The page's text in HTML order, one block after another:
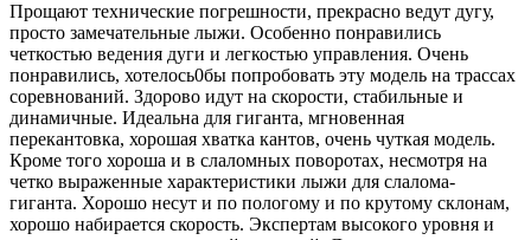
Прощают технические погрешности, прекрасно ведут дугу,
просто замечательные лыжи. Особенно понравились
четкостью ведения дуги и легкостью управления. Очень
понравились, хотелось0бы попробовать эту модель на трассах
соревнований. Здорово идут на скорости, стабильные и
динамичные. Идеальна для гиганта, мгновенная
перекантовка, хорошая хватка кантов, очень чуткая модель.
Кроме того хороша и в слаломных поворотах, несмотря на
четко выраженные характеристики лыжи для слалома-
гиганта. Хорошо несут и по пологому и по крутому склонам,
хорошо набирается скорость. Экспертам высокого уровня и